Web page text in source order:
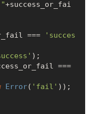
+success_or_fai
===
'succes
);
(success_or_fail ===
Error( 'fail' ));